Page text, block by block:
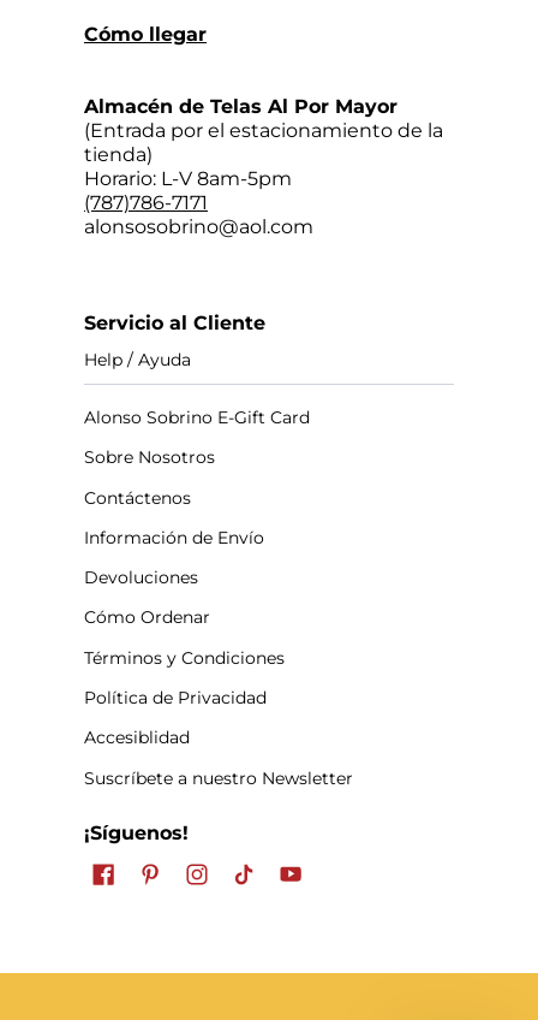
Cómo llegar
Almacén de Telas Al Por Mayor
(Entrada por el estacionamiento de la
tienda)
Horario: L-V 8am-5pm
(787)786-7171
alonsosobrino@aol.com
Servicio al Cliente
Help / Ayuda
Alonso Sobrino E-Gift Card
Sobre Nosotros
Contáctenos
Información de Envío
Devoluciones
Cómo Ordenar
Términos y Condiciones
Política de Privacidad
Accesiblidad
Suscríbete a nuestro Newsletter
¡Síguenos!